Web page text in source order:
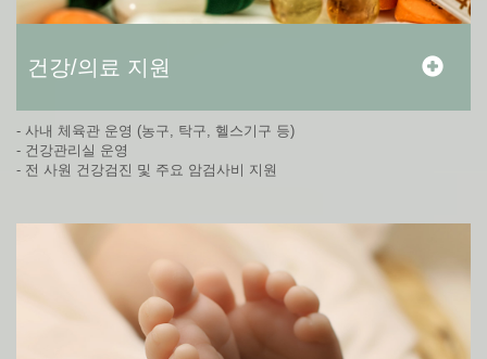
건강/의료 지원
- 사내 체육관 운영 (농구, 탁구, 헬스기구 등)
- 건강관리실 운영
- 전 사원 건강검진 및 주요 암검사비 지원